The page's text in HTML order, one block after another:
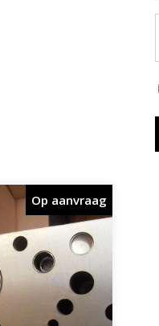
Op aanvraag